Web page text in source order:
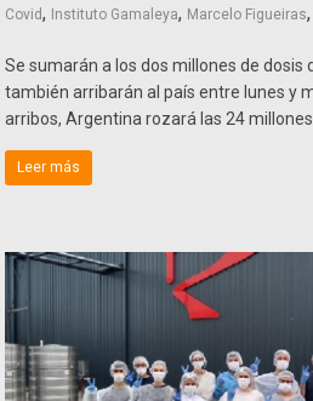
Covid, Instituto Gamaleya, Marcelo Figueiras,
Se sumarán a los dos millones de dosis
también arribarán al país entre lunes y
arribos, Argentina rozará las 24
Leer más